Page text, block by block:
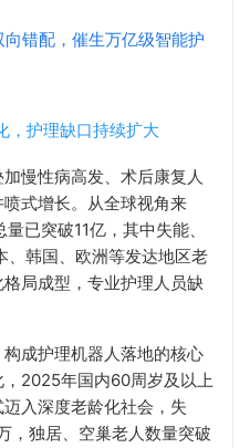
错配，催生万亿级智能护
，护理缺口持续扩大
慢性病高发、术后康复人
式增长。从全球视角来
已突破11亿，其中失能、
、韩国、欧洲等发达地区老
局成型，专业护理人员缺
成护理机器人落地的核心
2025年国内60周岁及以上
入深度老龄化社会，失
，独居、空巢老人数量突破